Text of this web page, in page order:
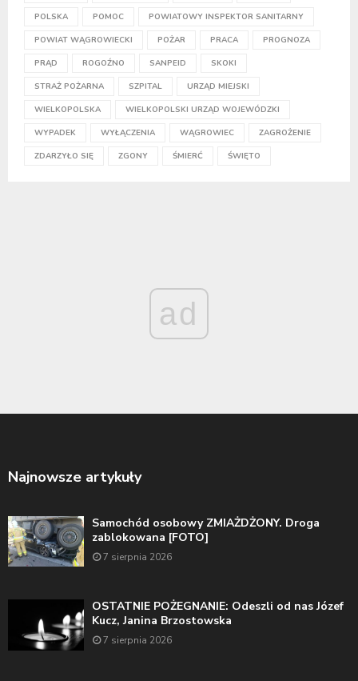
POLSKA POMOC POWIATOWY INSPEKTOR SANITARNY
POWIAT WĄGROWIECKI POŻAR PRACA PROGNOZA
PRĄD ROGOŹNO SANPEID SKOKI
STRAŻ POŻARNA SZPITAL URZĄD MIEJSKI
WIELKOPOLSKA WIELKOPOLSKI URZĄD WOJEWÓDZKI
WYPADEK WYŁĄCZENIA WĄGROWIEC ZAGROŻENIE
ZDARZYŁO SIĘ ZGONY ŚMIERĆ ŚWIĘTO
ad
Najnowsze artykuły
Samochód osobowy ZMIAŻDŻONY. Droga
zablokowana [FOTO]
7 sierpnia 2026
OSTATNIE POŻEGNANIE: Odeszli od nas Józef
Kucz, Janina Brzostowska
7 sierpnia 2026